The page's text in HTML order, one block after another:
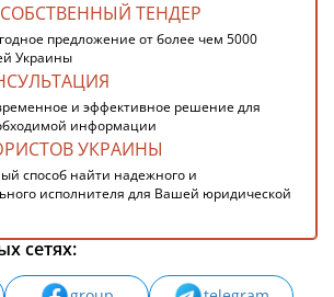
ТЕНДЕР
предложение от более чем 5000
Украины
и эффективное решение для
информации
УКРАИНЫ
способ найти надежного и
исполнителя для Вашей юридической
сетях: